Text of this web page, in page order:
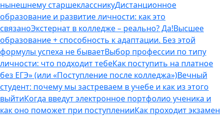
нынешнему старшеклассникуДистанционное
образование и развитие личности: как это
связаноЭкстернат в колледже – реально? Да!Высшее
образование + способность к адаптации. Без этой
формулы успеха не бываетВыбор профессии по типу
личности: что подходит тебеКак поступить на платное
без ЕГЭ» (или «Поступление после колледжа»)Вечный
студент: почему мы застреваем в учебе и как из этого
выйтиКогда введут электронное портфолио ученика и
как оно поможет при поступленииКак проходит экзамен